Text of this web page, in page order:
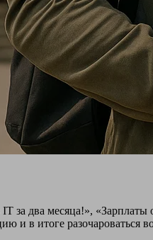
за два месяца!»,
и в итоге разочароваться